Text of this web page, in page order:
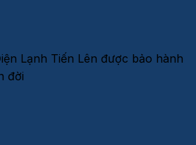
Lạnh Tiến Lên được bảo hành
đời